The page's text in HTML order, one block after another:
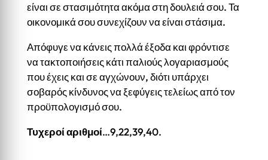
είναι σε στασιμότητα ακόμα στη δουλειά σου. Τα
οικονομικά σου συνεχίζουν να είναι στάσιμα.
Απόφυγε να κάνεις πολλά έξοδα και φρόντισε
να τακτοποιήσεις κάτι παλιούς λογαριασμούς
που έχεις και σε αγχώνουν, διότι υπάρχει
σοβαρός κίνδυνος να ξεφύγεις τελείως από τον
προϋπολογισμό σου.
Τυχεροί αριθμοί…9,22,39,40.